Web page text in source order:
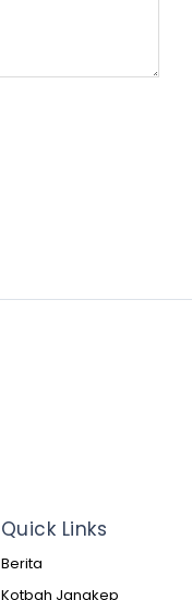
Quick Links
Berita
Kotbah Jangkep